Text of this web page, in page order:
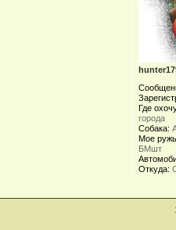
Где
города
Собака:
Мое
БМшт
Откуда: